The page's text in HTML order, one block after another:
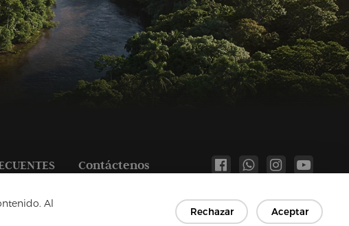
Al
Rechazar Aceptar
Contáctenos
Copyright © 2026 Jiaxing Rainbow Interlining Co., Ltd.